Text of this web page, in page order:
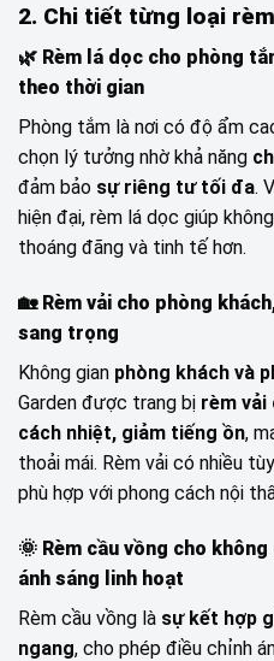
2. Chi tiết từng loại
🌿 Rèm lá dọc cho phòng
theo thời gian
Phòng tắm là nơi có độ ẩm
chọn lý tưởng nhờ khả năng
đảm bảo sự riêng tư tối đa.
hiện đại, rèm lá dọc giúp
thoáng đãng và tinh tế hơn.
🏡 Rèm vải cho phòng
sang trọng
Không gian phòng khách và
Garden được trang bị rèm vải
cách nhiệt, giảm tiếng ồn,
thoải mái. Rèm vải có nhiều
phù hợp với phong cách nội
🌞 Rèm cầu vồng cho
ánh sáng linh hoạt
Rèm cầu vồng là sự kết hợp
ngang, cho phép điều chỉnh